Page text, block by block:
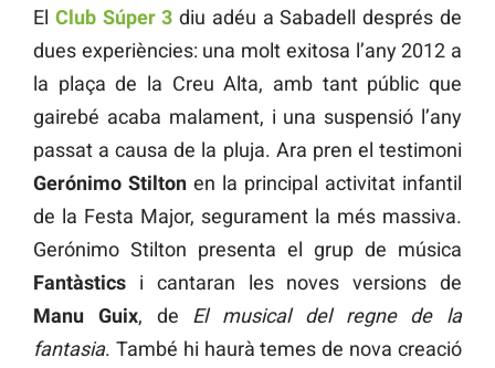
El Club Súper 3 diu adéu a Sabadell després de
dues experiències: una molt exitosa l’any 2012 a
la plaça de la Creu Alta, amb tant públic que
gairebé acaba malament, i una suspensió l’any
passat a causa de la pluja. Ara pren el testimoni
Gerónimo Stilton en la principal activitat infantil
de la Festa Major, segurament la més massiva.
Gerónimo Stilton presenta el grup de música
Fantàstics i cantaran les noves versions de
Manu Guix, de El musical del regne de la
fantasia. També hi haurà temes de nova creació